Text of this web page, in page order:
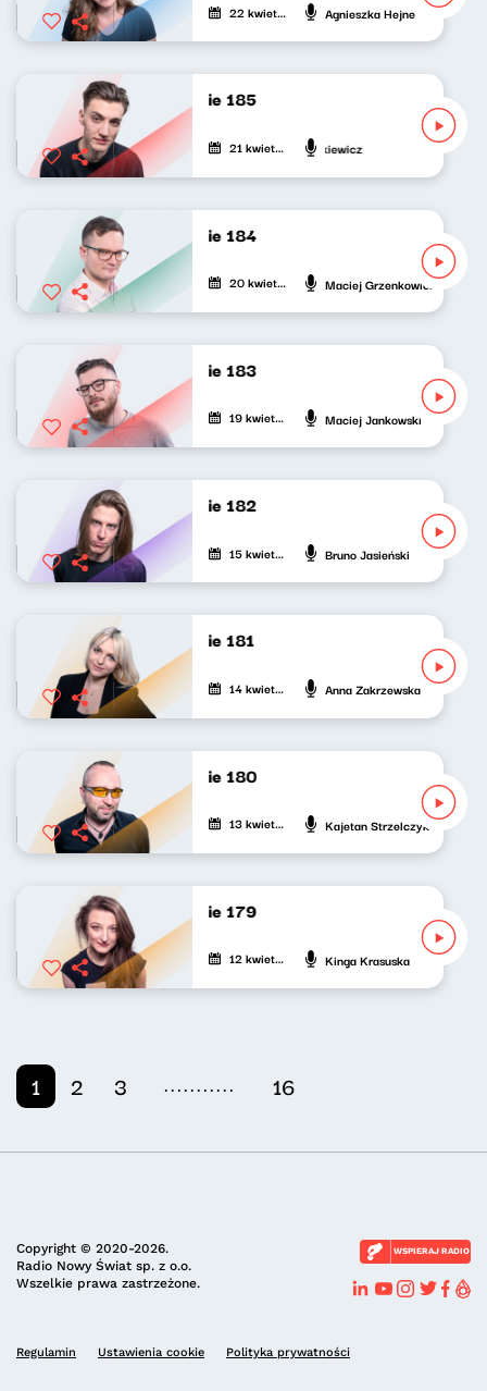
22 kwietnia 2022 Agnieszka Hejne
Nasze nocne granie 185
21 kwietnia 2022
Mateusz Andruszkiewicz
Nasze nocne granie 184
20 kwietnia 2022 Maciej Grzenkowicz
Nasze nocne granie 183
19 kwietnia 2022 Maciej Jankowski
Nasze nocne granie 182
15 kwietnia 2022 Bruno Jasieński
Nasze nocne granie 181
14 kwietnia 2022 Anna Zakrzewska
Nasze nocne granie 180
13 kwietnia 2022 Kajetan Strzelczyk
Nasze nocne granie 179
12 kwietnia 2022 Kinga Krasuska
1 2 3 ........... 16
Copyright © 2020-2026.
Radio Nowy Świat sp. z o.o.
Wszelkie prawa zastrzeżone.
WSPIERAJ RADIO
Regulamin Ustawienia cookie Polityka prywatności